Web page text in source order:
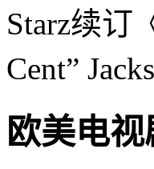
Starz续订
Cent”
欧美电